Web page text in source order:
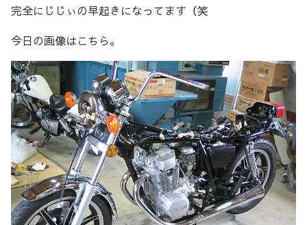
完全にじじぃの早起きになってます（笑
今日の画像はこちら。